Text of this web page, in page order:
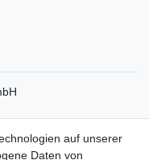
auf unserer
Daten von